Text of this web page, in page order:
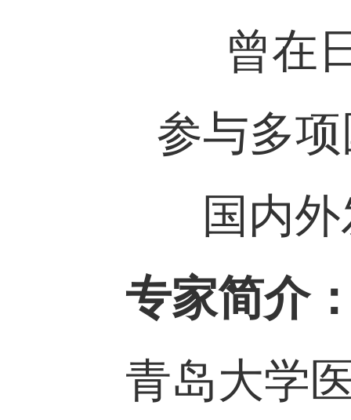
曾在
参与多
国内
专家简介
青岛大学